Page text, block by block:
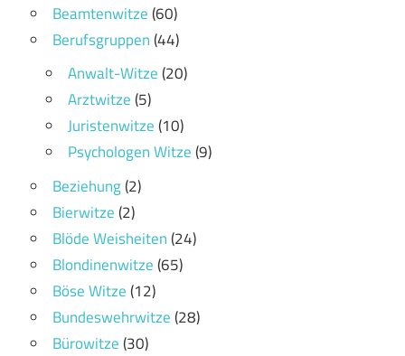
Beamtenwitze(60)
Berufsgruppen(44)
Anwalt-Witze(20)
Arztwitze(5)
Juristenwitze(10)
Psychologen Witze(9)
Beziehung(2)
Bierwitze(2)
Blöde Weisheiten(24)
Blondinenwitze(65)
Böse Witze(12)
Bundeswehrwitze(28)
Bürowitze(30)